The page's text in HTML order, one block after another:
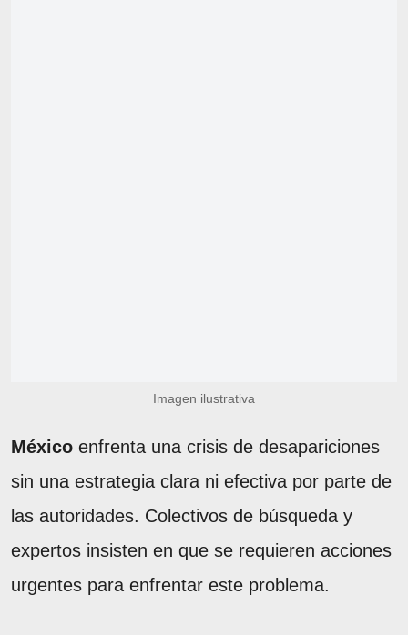
Imagen ilustrativa
México enfrenta una crisis de desapariciones
sin una estrategia clara ni efectiva por parte de
las autoridades. Colectivos de búsqueda y
expertos insisten en que se requieren acciones
urgentes para enfrentar este problema.